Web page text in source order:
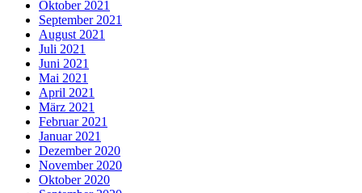
Oktober 2021
September 2021
August 2021
Juli 2021
Juni 2021
Mai 2021
April 2021
März 2021
Februar 2021
Januar 2021
Dezember 2020
November 2020
Oktober 2020